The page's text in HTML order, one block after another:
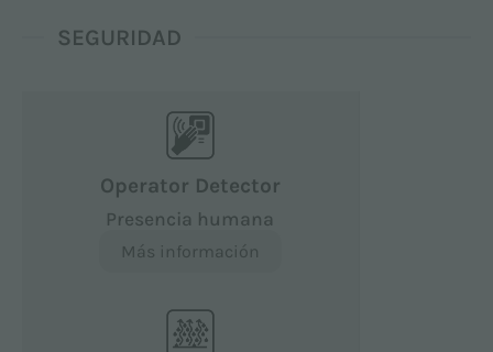
SEGURIDAD
Operator Detector
Presencia humana
Más información